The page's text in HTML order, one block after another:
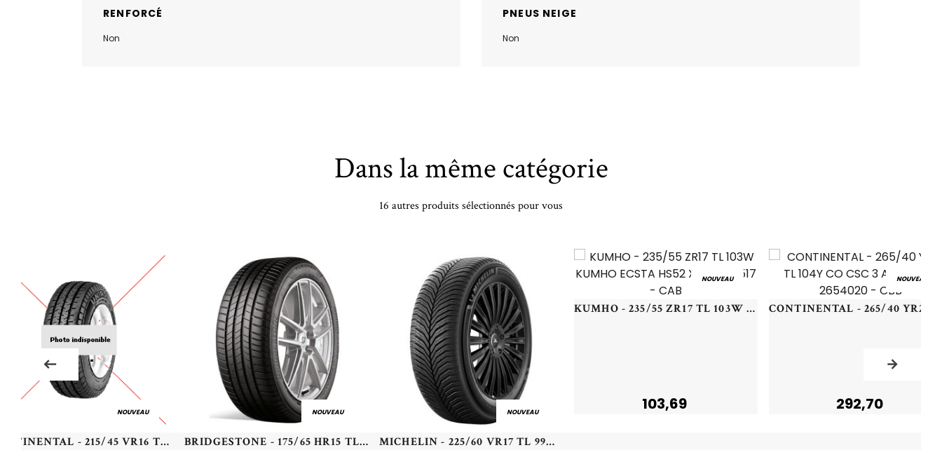
RENFORCÉ
Non
PNEUS NEIGE
Non
Dans la même catégorie
16 autres produits sélectionnés pour vous
NOUVEAU
CONTINENTAL - 215/45 VR16 TL 90V CO ALL SEAS CONT 2 XL FR - 2154516 - BBB
NOUVEAU
BRIDGESTONE - 175/65 HR15 TL 84H BR T005 TURANZA - 1756515 - CAB
NOUVEAU
MICHELIN - 225/60 VR17 TL 99V MI CROSSCLIMATE 3 - 2256017 - BBB
NOUVEAU
KUMHO - 235/55 ZR17 TL 103W KUMHO ECSTA HS52 XL - 2355517 - CAB
103,69
NOUVEAU
292,70